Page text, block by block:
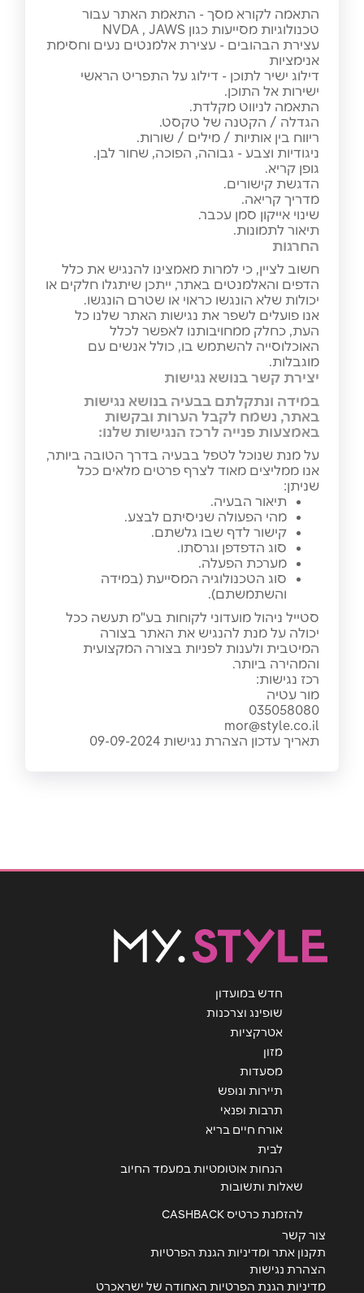
התאמה לקורא מסך - התאמת האתר עבור
טכנולוגיות מסייעות כגון NVDA , JAWS
עצירת הבהובים - עצירת אלמנטים נעים וחסימת
אנימציות
דילוג ישיר לתוכן - דילוג על התפריט הראשי
ישירות אל התוכן.
התאמה לניווט מקלדת.
הגדלה / הקטנה של טקסט.
ריווח בין אותיות / מילים / שורות.
ניגודיות וצבע - גבוהה, הפוכה, שחור לבן.
גופן קריא.
הדגשת קישורים.
מדריך קריאה.
שינוי אייקון סמן עכבר.
תיאור לתמונות.
החרגות
חשוב לציין, כי למרות מאמצינו להנגיש את כלל
הדפים והאלמנטים באתר, ייתכן שיתגלו חלקים או
יכולות שלא הונגשו כראוי או שטרם הונגשו.
אנו פועלים לשפר את נגישות האתר שלנו כל
העת, כחלק ממחויבותנו לאפשר לכלל
האוכלוסייה להשתמש בו, כולל אנשים עם
מוגבלות.
יצירת קשר בנושא נגישות
במידה ונתקלתם בבעיה בנושא נגישות
באתר, נשמח לקבל הערות ובקשות
באמצעות פנייה לרכז הנגישות שלנו:
על מנת שנוכל לטפל בבעיה בדרך הטובה ביותר,
אנו ממליצים מאוד לצרף פרטים מלאים ככל
שניתן:
תיאור הבעיה.
מהי הפעולה שניסיתם לבצע.
קישור לדף שבו גלשתם.
סוג הדפדפן וגרסתו.
מערכת הפעלה.
סוג הטכנולוגיה המסייעת (במידה
והשתמשתם).
סטייל ניהול מועדוני לקוחות בע"מ תעשה ככל
יכולה על מנת להנגיש את האתר בצורה
המיטבית ולענות לפניות בצורה המקצועית
והמהירה ביותר.
רכז נגישות:
מור עטיה
035058080
mor@style.co.il
תאריך עדכון הצהרת נגישות 09-09-2024
חדש במועדון
שופינג וצרכנות
אטרקציות
מזון
מסעדות
תיירות ונופש
תרבות ופנאי
אורח חיים בריא
לבית
הנחות אוטומטיות במעמד החיוב
שאלות ותשובות
להזמנת כרטיס CASHBACK
צור קשר
תקנון אתר ומדיניות הגנת הפרטיות
הצהרת נגישות
מדיניות הגנת הפרטיות האחודה של ישראכרט